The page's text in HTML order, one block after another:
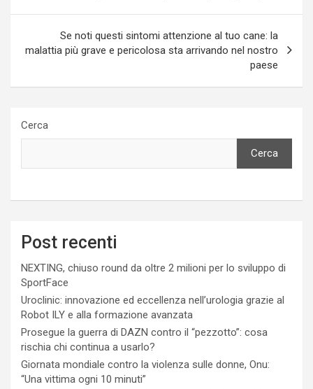
Se noti questi sintomi attenzione al tuo cane: la
malattia più grave e pericolosa sta arrivando nel nostro
paese
Cerca
Cerca
Post recenti
NEXTING, chiuso round da oltre 2 milioni per lo sviluppo di
SportFace
Uroclinic: innovazione ed eccellenza nell’urologia grazie al
Robot ILY e alla formazione avanzata
Prosegue la guerra di DAZN contro il “pezzotto”: cosa
rischia chi continua a usarlo?
Giornata mondiale contro la violenza sulle donne, Onu:
“Una vittima ogni 10 minuti”